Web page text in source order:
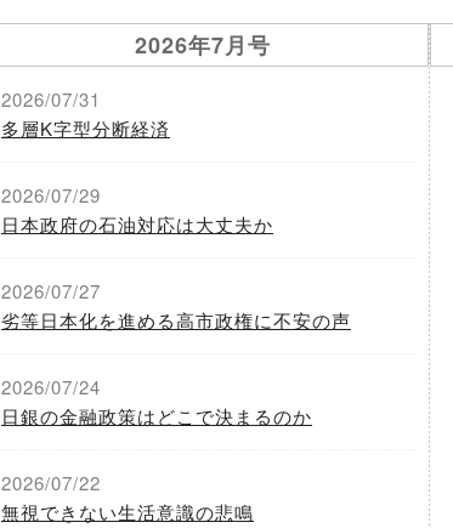
2026年7月号
2026/07/31
多層K字型分断経済
2026/07/29
日本政府の石油対応は大丈夫か
2026/07/27
劣等日本化を進める高市政権に不安の声
2026/07/24
日銀の金融政策はどこで決まるのか
2026/07/22
無視できない生活意識の悲鳴